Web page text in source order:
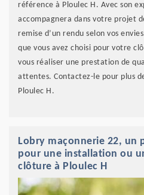
référence à Ploulec H. Avec son
accompagnera dans votre projet
remise d’un rendu selon vos
que vous avez choisi pour votre
vous réaliser une prestation de
attentes. Contactez-le pour plus
Ploulec H.
Lobry maçonnerie 22, un
pour une installation ou
clôture à Ploulec H